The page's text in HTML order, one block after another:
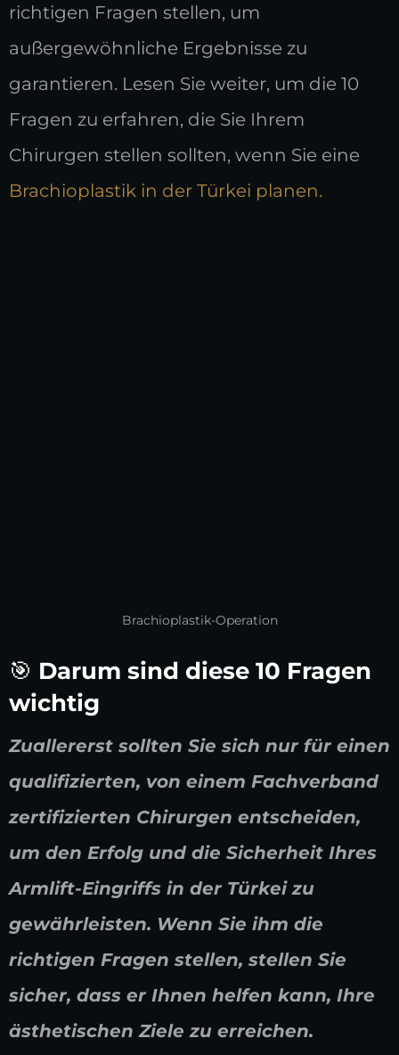
richtigen Fragen stellen, um
außergewöhnliche Ergebnisse zu
garantieren. Lesen Sie weiter, um die 10
Fragen zu erfahren, die Sie Ihrem
Chirurgen stellen sollten, wenn Sie eine
Brachioplastik in der Türkei planen.
Brachioplastik-Operation
🎯 Darum sind diese 10 Fragen
wichtig
Zuallererst sollten Sie sich nur für einen
qualifizierten, von einem Fachverband
zertifizierten Chirurgen entscheiden,
um den Erfolg und die Sicherheit Ihres
Armlift-Eingriffs in der Türkei zu
gewährleisten. Wenn Sie ihm die
richtigen Fragen stellen, stellen Sie
sicher, dass er Ihnen helfen kann, Ihre
ästhetischen Ziele zu erreichen.